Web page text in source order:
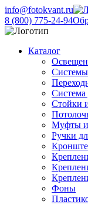
info@fotokvant.ru
8 (800) 775-24-94
Каталог
Система
Стойки
Муфты и
Ручки
Фоны